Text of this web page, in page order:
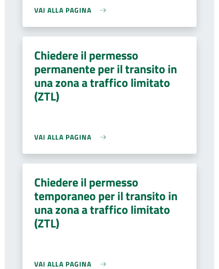
VAI ALLA PAGINA
Chiedere il permesso
permanente per il transito in
una zona a traffico limitato
(ZTL)
VAI ALLA PAGINA
Chiedere il permesso
temporaneo per il transito in
una zona a traffico limitato
(ZTL)
VAI ALLA PAGINA